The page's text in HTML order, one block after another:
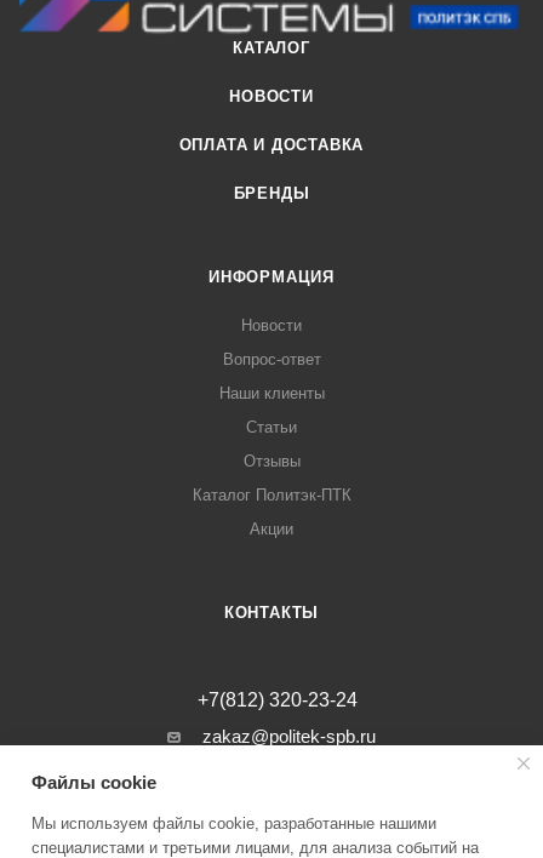
КАТАЛОГ
НОВОСТИ
ОПЛАТА И ДОСТАВКА
БРЕНДЫ
ИНФОРМАЦИЯ
Новости
Вопрос-ответ
Наши клиенты
Статьи
Отзывы
Каталог Политэк-ПТК
Акции
КОНТАКТЫ
+7(812) 320-23-24
zakaz@politek-spb.ru
г. Санкт-Петербург, Минеральная ул, д.
Файлы cookie
Мы используем файлы cookie, разработанные нашими
специалистами и третьими лицами, для анализа событий на